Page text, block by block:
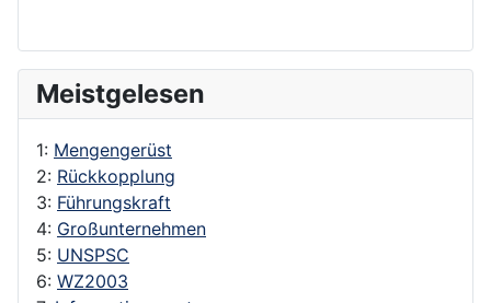
Meistgelesen
1: Mengengerüst
2: Rückkopplung
3: Führungskraft
4: Großunternehmen
5: UNSPSC
6: WZ2003